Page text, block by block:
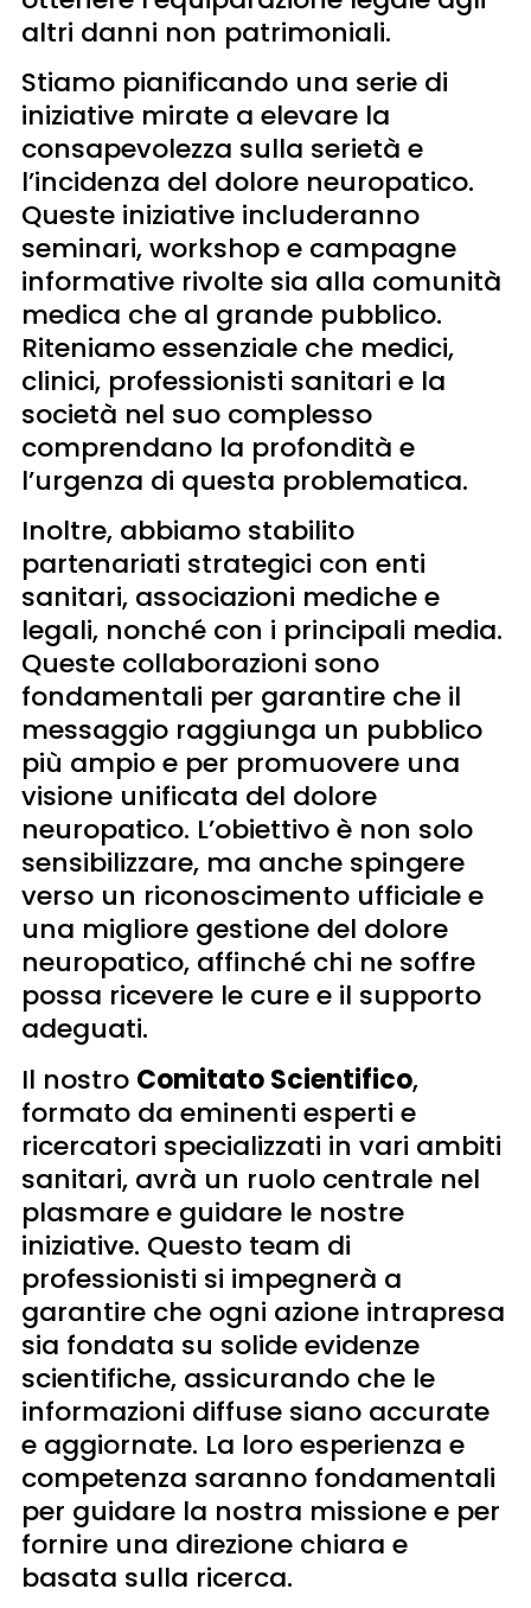
altri danni non patrimoniali.
Stiamo pianificando una serie di
iniziative mirate a elevare la
consapevolezza sulla serietà e
l’incidenza del dolore neuropatico.
Queste iniziative includeranno
seminari, workshop e campagne
informative rivolte sia alla comunità
medica che al grande pubblico.
Riteniamo essenziale che medici,
clinici, professionisti sanitari e la
società nel suo complesso
comprendano la profondità e
l’urgenza di questa problematica.
Inoltre, abbiamo stabilito
partenariati strategici con enti
sanitari, associazioni mediche e
legali, nonché con i principali media.
Queste collaborazioni sono
fondamentali per garantire che il
messaggio raggiunga un pubblico
più ampio e per promuovere una
visione unificata del dolore
neuropatico. L’obiettivo è non solo
sensibilizzare, ma anche spingere
verso un riconoscimento ufficiale e
una migliore gestione del dolore
neuropatico, affinché chi ne soffre
possa ricevere le cure e il supporto
adeguati.
Il nostro Comitato Scientifico,
formato da eminenti esperti e
ricercatori specializzati in vari ambiti
sanitari, avrà un ruolo centrale nel
plasmare e guidare le nostre
iniziative. Questo team di
professionisti si impegnerà a
garantire che ogni azione intrapresa
sia fondata su solide evidenze
scientifiche, assicurando che le
informazioni diffuse siano accurate
e aggiornate. La loro esperienza e
competenza saranno fondamentali
per guidare la nostra missione e per
fornire una direzione chiara e
basata sulla ricerca.